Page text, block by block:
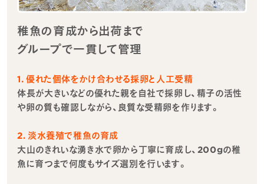
稚魚の育成から出荷まで
グループで一貫して管理
1. 優れた個体をかけ合わせる採卵と人工受精
体長が大きいなどの優れた親を自社で採卵し、精子の活性
や卵の質も確認しながら、良質な受精卵を作ります。
2. 淡水養殖で稚魚の育成
大山のきれいな湧き水で卵から丁寧に育成し、200gの稚
魚に育つまで何度もサイズ選別を行います。